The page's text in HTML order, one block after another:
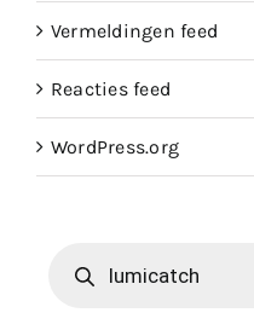
Vermeldingen feed
Reacties feed
WordPress.org
zoeken